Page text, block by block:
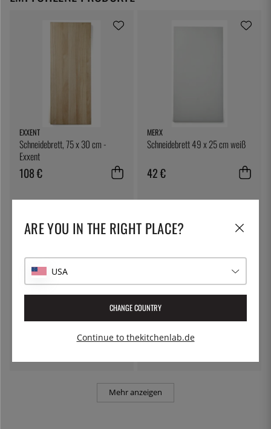
EXXENT
Schneidebrett, 75 x 30 cm -
Exxent
108 €
MERX
Schneidebrett 49 x 25 cm weiß
42 €
Gastrolöffel / Servierlöffel
CONTINENTA
Schneidebrett mit Schublade, 39
x 27 x 6 cm - Continenta
Mehr anzeigen
ARE YOU IN THE RIGHT PLACE?
USA
CHANGE COUNTRY
Continue to thekitchenlab.de